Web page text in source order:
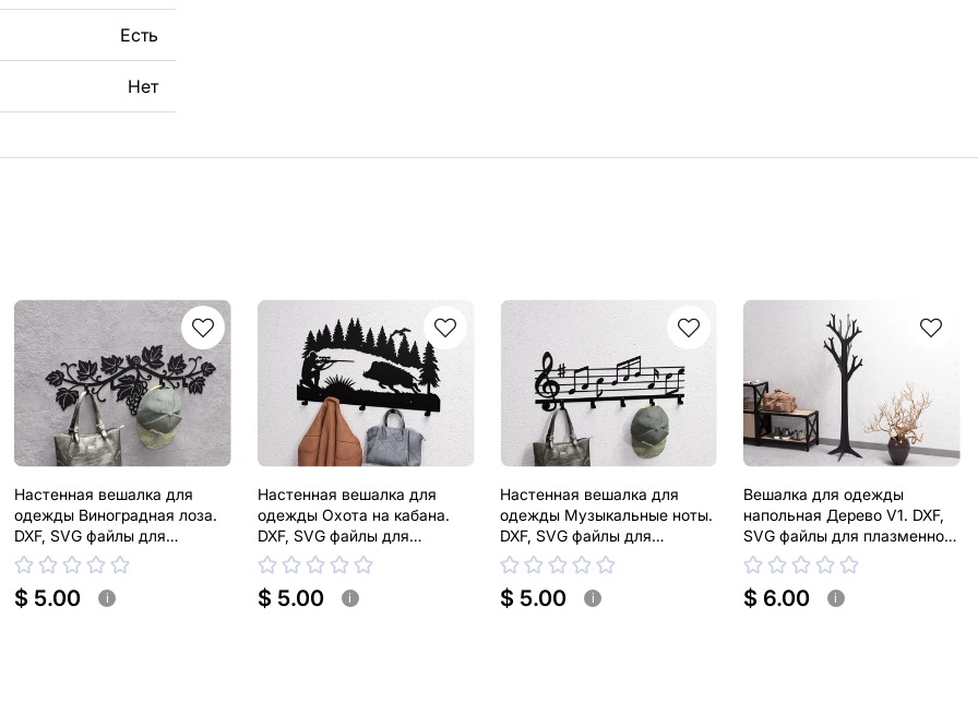
Есть
Нет
Настенная вешалка для
одежды Виноградная лоза.
DXF, SVG файлы для
плазменной, лазерной резки
$ 5.00 i
Настенная вешалка для
одежды Охота на кабана.
DXF, SVG файлы для
плазменной, лазерной резки
$ 5.00 i
Настенная вешалка для
одежды Музыкальные ноты.
DXF, SVG файлы для
плазменной, лазерной резки
$ 5.00 i
Вешалка для одежды
напольная Дерево V1. DXF,
SVG файлы для плазменной,
лазерной резки
$ 6.00 i